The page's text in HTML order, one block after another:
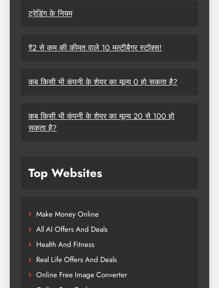
ट्रेडिंग के नियम
₹2 से कम की कीमत वाले 10 मल्टीबैगर स्टॉक्स!
कब किसी भी कंपनी के शेयर का मूल्य 0 हो सकता है?
कब किसी भी कंपनी के शेयर का मूल्य 20 से 100 हो
सकता है?
Top Websites
Make Money Online
All AI Offers And Deals
Health And Fitness
Real Life Offers And Deals
Online Free Image Converter